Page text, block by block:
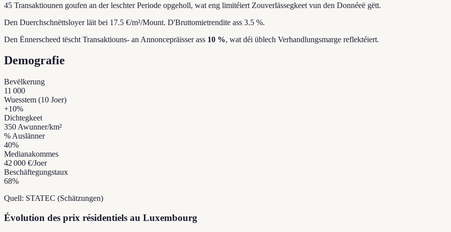
45 Transaktiounen goufen an der leschter Periode opgeholl, wat eng limitéiert Zouverlässegkeet vun den Donnéeë gëtt.
Den Duerchschnëttsloyer läit bei 17.5 €/m²/Mount. D'Bruttomietrendite ass 3.5 %.
Den Ënnerscheed tëscht Transaktiouns- an Annoncepräisser ass 10 %, wat déi üblech Verhandlungsmarge reflektéiert.
Demografie
Bevëlkerung
11 000
Wuesstem (10 Joer)
+10%
Dichtegkeet
350 Awunner/km²
% Auslänner
40%
Medianakommes
42 000 €/Joer
Beschäftegungstaux
68%
Quell: STATEC (Schätzungen)
Évolution des prix résidentiels au Luxembourg